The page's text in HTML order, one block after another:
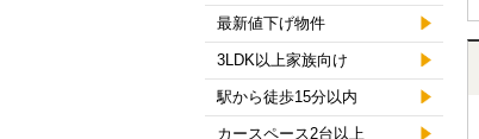
最新値下げ物件
3LDK以上家族向け
駅から徒歩15分以内
カースペース2台以上